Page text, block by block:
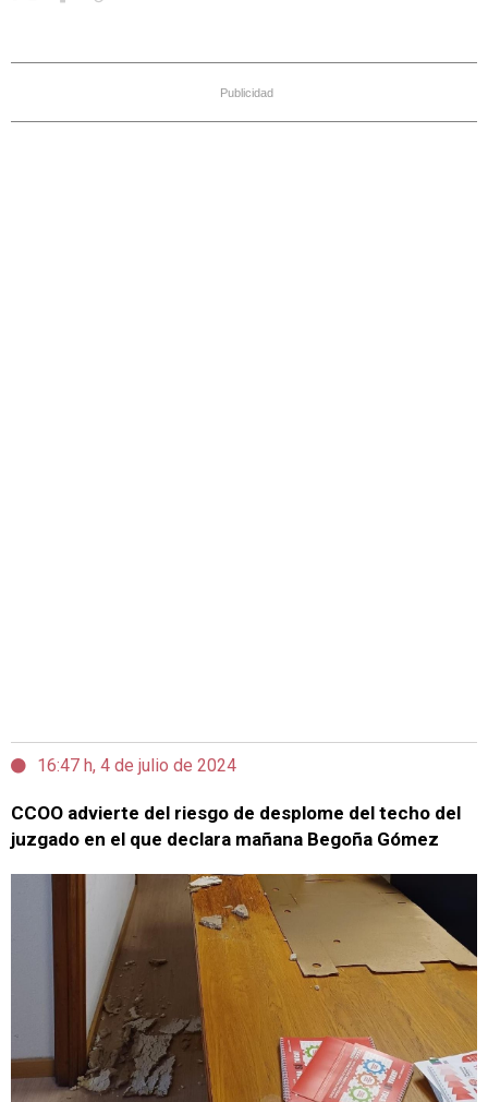
Publicidad
16:47 h, 4 de julio de 2024
CCOO advierte del riesgo de desplome del techo del
juzgado en el que declara mañana Begoña Gómez